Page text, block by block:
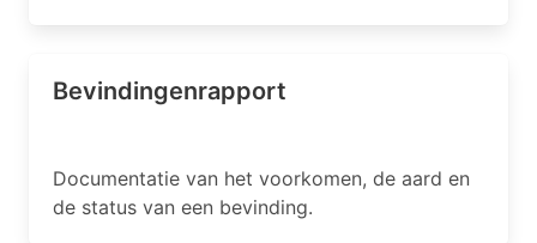
Bevindingenrapport
Documentatie van het voorkomen, de aard en
de status van een bevinding.